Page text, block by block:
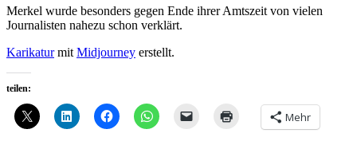
Merkel wurde besonders gegen Ende ihrer Amtszeit von vielen
Journalisten nahezu schon verklärt.
Karikaturmit Midjourney erstellt.
teilen:
Mehr